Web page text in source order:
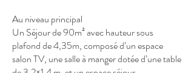
Au niveau principal
Un Séjour de 90m² avec hauteur sous
plafond de 4,35m, composé d’un espace
salon TV, une salle à manger dotée d’une table